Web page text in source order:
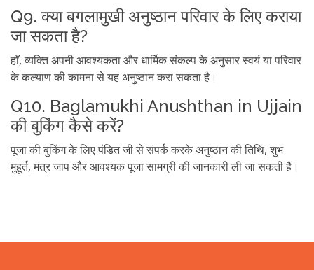
Q9. क्या बगलामुखी अनुष्ठान परिवार के लिए कराया
जा सकता है?
हाँ, व्यक्ति अपनी आवश्यकता और धार्मिक संकल्प के अनुसार स्वयं या परिवार
के कल्याण की कामना से यह अनुष्ठान करा सकता है।
Q10. Baglamukhi Anushthan in Ujjain
की बुकिंग कैसे करें?
पूजा की बुकिंग के लिए पंडित जी से संपर्क करके अनुष्ठान की तिथि, शुभ
मुहूर्त, मंत्र जाप और आवश्यक पूजा सामग्री की जानकारी ली जा सकती है।